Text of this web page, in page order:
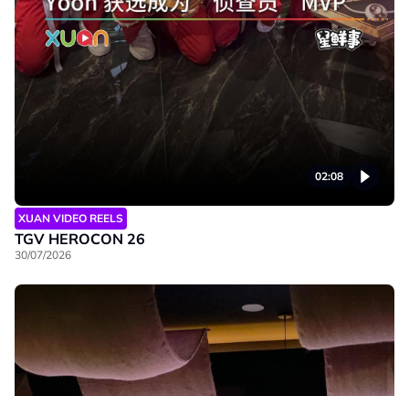
02:08
XUAN VIDEO REELS
TGV HEROCON 26
30/07/2026